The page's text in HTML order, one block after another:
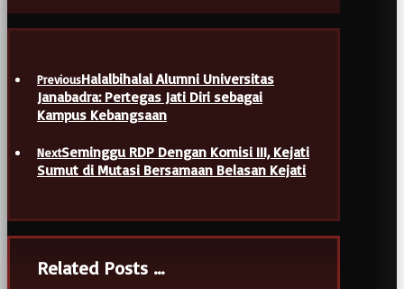
PreviousHalalbihalal Alumni Universitas
Janabadra: Pertegas Jati Diri sebagai
Kampus Kebangsaan
NextSeminggu RDP Dengan Komisi III, Kejati
Sumut di Mutasi Bersamaan Belasan Kejati
Related Posts ...